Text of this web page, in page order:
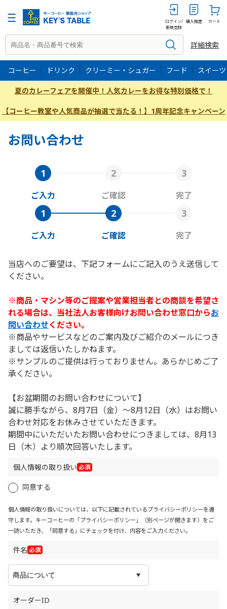
ログイン/
新規登録
購入履歴 カート
詳細検索
コーヒー ドリンク クリーミー・シュガー フード スイーツ
夏のカレーフェアを開催中！人気カレーをお得な特別価格で！
【コーヒー教室や人気商品が抽選で当たる！】1周年記念キャンペーン
お問い合わせ
ご入力 ご確認 完了
ご入力 ご確認 完了
当店へのご要望は、下記フォームにご記入のうえ送信して
ください。
※商品・マシン等のご提案や営業担当者との商談を希望さ
れる場合は、当社法人お客様向けお問い合わせ窓口からお
問い合わせください。
※商品やサービスなどのご案内及びご紹介のメールにつき
ましては返信いたしかねます。
※サンプルのご提供は行っておりません。あらかじめご了
承ください。
【お盆期間のお問い合わせについて】
誠に勝手ながら、8月7日（金）～8月12日（水）はお問い
合わせ対応をお休みさせていただきます。
期間中にいただいたお問い合わせにつきましては、8月13
日（木）より順次回答いたします。
個人情報の取り扱い
同意する
個人情報の取り扱いについては、以下に記載されているプライバシーポリシーを遵
守します。キーコーヒーの「プライバシーポリシー 」（別ページが開きます）をご
一読いただき、「同意する」にチェックを付け、内容をご入力ください。
件名
オーダーID